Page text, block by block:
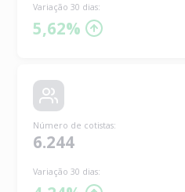
Variação 30 dias:
5,62%
Número de cotistas:
6.244
Variação 30 dias: